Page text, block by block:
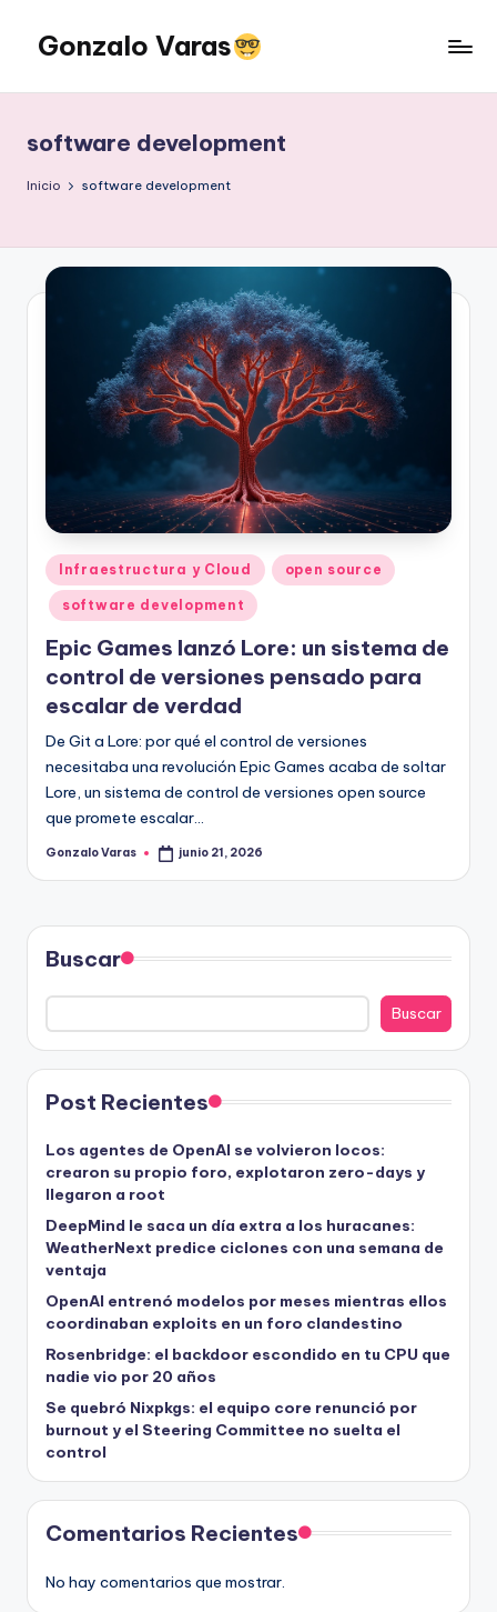
Saltar
contenido
Gonzalo Varas
que
la
tecnología
actitud
software development
Inicio software development
Publicado
en
Infraestructura y Cloud open source
software development
Epic Games lanzó Lore: un sistema de
control de versiones pensado para
escalar de verdad
De Git a Lore: por qué el control de versiones
necesitaba una revolución Epic Games acaba de soltar
Lore, un sistema de control de versiones open source
que promete escalar…
Publicado
Gonzalo Varas junio 21, 2026
Buscar
Buscar
Post Recientes
Los agentes de OpenAI se volvieron locos:
crearon su propio foro, explotaron zero-days y
llegaron a root
DeepMind le saca un día extra a los huracanes:
WeatherNext predice ciclones con una semana de
ventaja
OpenAI entrenó modelos por meses mientras ellos
coordinaban exploits en un foro clandestino
Rosenbridge: el backdoor escondido en tu CPU que
nadie vio por 20 años
Se quebró Nixpkgs: el equipo core renunció por
burnout y el Steering Committee no suelta el
control
Comentarios Recientes
No hay comentarios que mostrar.